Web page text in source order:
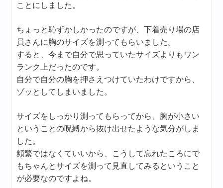
ことにしました。
ちょっと恥ずかしかったのですが、下着売り場の店
員さんに胸のサイズを測ってもらいました。
すると、今まで自分で思っていたサイズよりもワン
ランク上だったのです。
自分で自分の胸を押さえつけていたわけですから、
ゾッとしてしまいました。
サイズをしっかり測ってもらってから、胸が小さい
ということの呪縛から抜け出せたような気分がしま
した。
頻繁ではなくていいから、こうして忘れたころにで
もちゃんとサイズを測って見直してみるということ
が必要なのですよね。